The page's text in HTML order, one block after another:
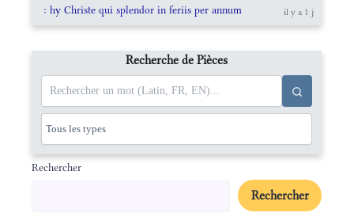
: hy Christe qui splendor in feriis per annum il y a 1 j
Recherche de Pièces
Rechercher
Rechercher